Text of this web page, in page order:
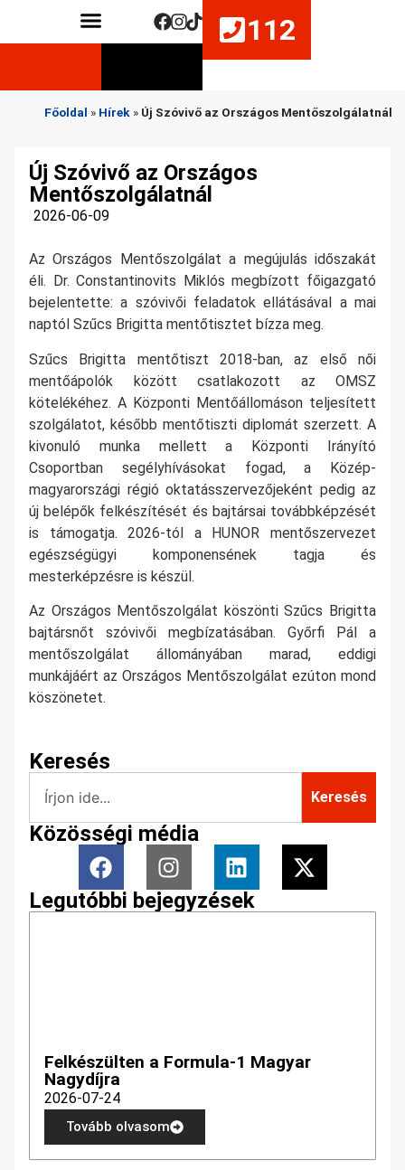
112
Főoldal » Hírek » Új Szóvivő az Országos Mentőszolgálatnál
Új Szóvivő az Országos
Mentőszolgálatnál
2026-06-09
Az Országos Mentőszolgálat a megújulás időszakát
éli. Dr. Constantinovits Miklós megbízott főigazgató
bejelentette: a szóvivői feladatok ellátásával a mai
naptól Szűcs Brigitta mentőtisztet bízza meg.
Szűcs Brigitta mentőtiszt 2018-ban, az első női
mentőápolók között csatlakozott az OMSZ
kötelékéhez. A Központi Mentőállomáson teljesített
szolgálatot, később mentőtiszti diplomát szerzett. A
kivonuló munka mellett a Központi Irányító
Csoportban segélyhívásokat fogad, a Közép-
magyarországi régió oktatásszervezőjeként pedig az
új belépők felkészítését és bajtársai továbbképzését
is támogatja. 2026-tól a HUNOR mentőszervezet
egészségügyi komponensének tagja és
mesterképzésre is készül.
Az Országos Mentőszolgálat köszönti Szűcs Brigitta
bajtársnőt szóvivői megbízatásában. Győrfi Pál a
mentőszolgálat állományában marad, eddigi
munkájáért az Országos Mentőszolgálat ezúton mond
köszönetet.
Keresés
Keresés
Közösségi média
Legutóbbi bejegyzések
Felkészülten a Formula-1 Magyar
Nagydíjra
2026-07-24
Tovább olvasom